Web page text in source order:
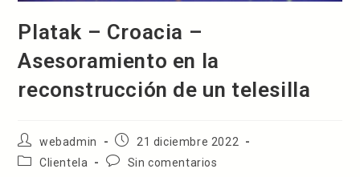
Platak – Croacia –
Asesoramiento en la
reconstrucción de un telesilla
Autor
de
la
webadmin
Publicación
de
21 diciembre 2022
Categoría
Clientela
Comentarios
Sin comentarios